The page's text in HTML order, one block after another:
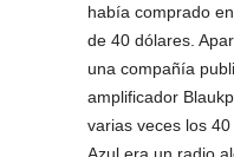
había comprado
de 40 dólares.
una compañía
amplificador
varias veces los
Azul era un radio